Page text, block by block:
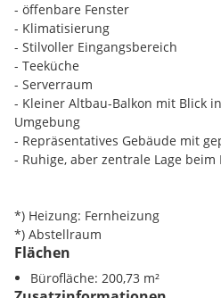
- öffenbare Fenster
- Klimatisierung
- Stilvoller Eingangsbereich
- Teeküche
- Serverraum
- Kleiner Altbau-Balkon mit Blick
Umgebung
- Repräsentatives Gebäude mit
- Ruhige, aber zentrale Lage
*) Heizung: Fernheizung
*) Abstellraum
Flächen
Bürofläche: 200,73 m²